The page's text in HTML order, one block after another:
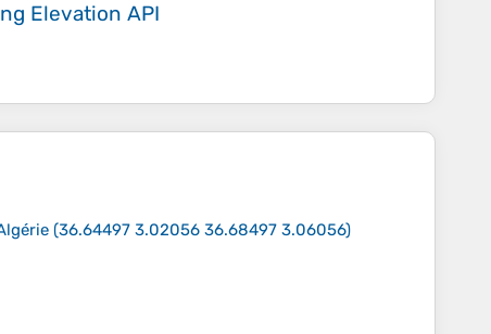
Elevation API
(36.64497 3.02056 36.68497 3.06056)